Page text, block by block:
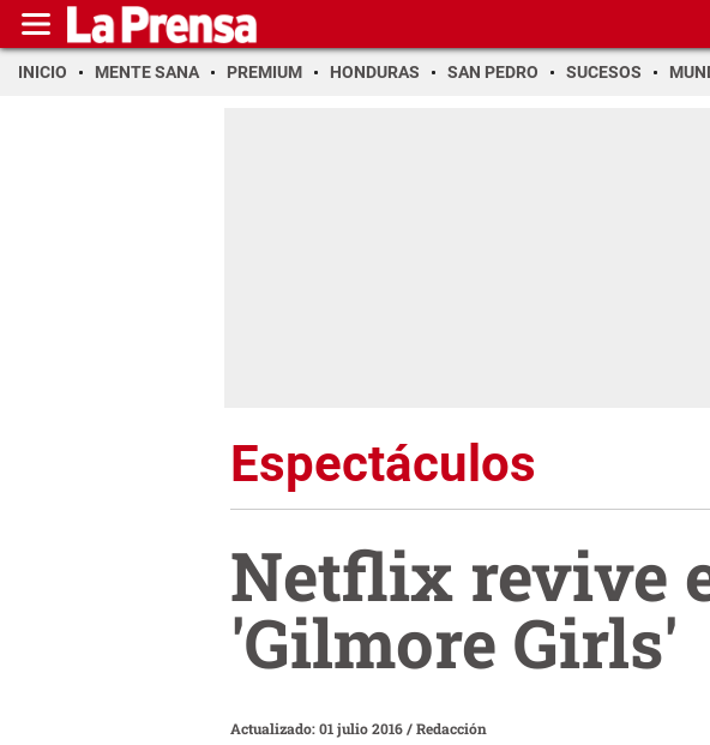
INICIO MENTE SANA PREMIUM HONDURAS SAN PEDRO SUCESOS
Espectáculos
Netflix revive
'Gilmore Girls'
Actualizado: 01 julio 2016/Redacción